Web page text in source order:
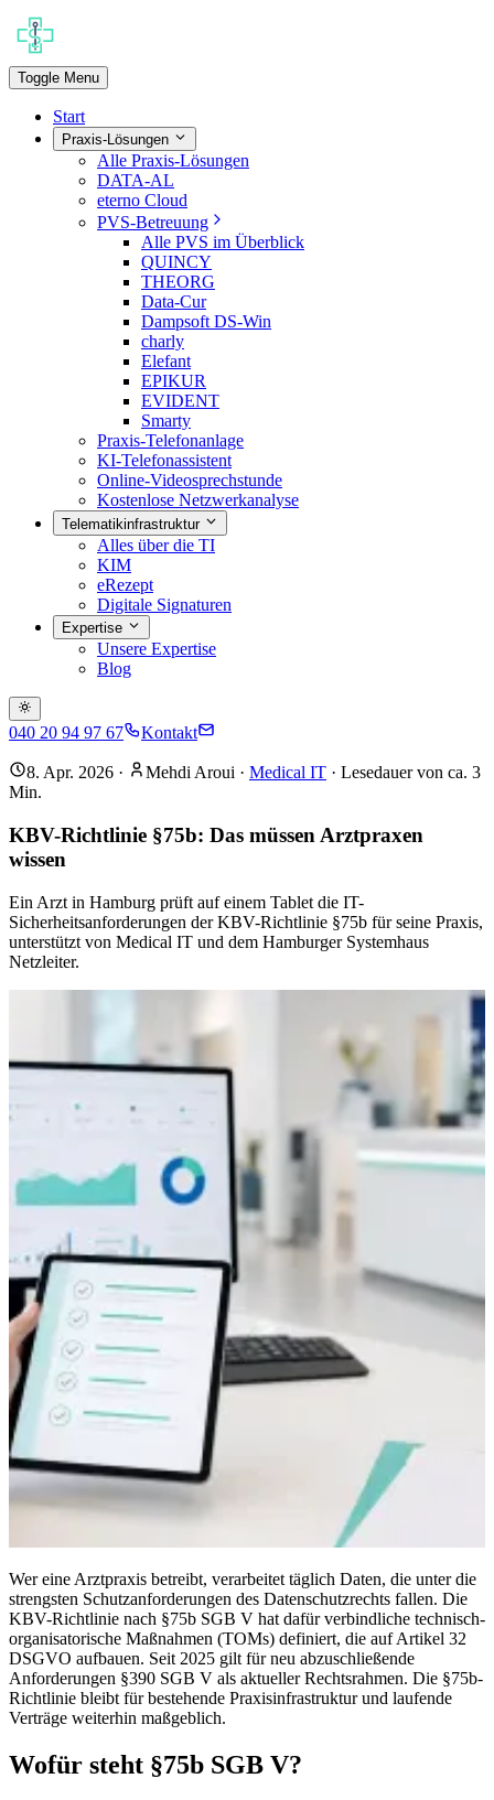
Toggle Menu
Start
Praxis-Lösungen
Alle Praxis-Lösungen
DATA-AL
eterno Cloud
PVS-Betreuung
Alle PVS im Überblick
QUINCY
THEORG
Data-Cur
Dampsoft DS-Win
charly
Elefant
EPIKUR
EVIDENT
Smarty
Praxis-Telefonanlage
KI-Telefonassistent
Online-Videosprechstunde
Kostenlose Netzwerkanalyse
Telematikinfrastruktur
Alles über die TI
KIM
eRezept
Digitale Signaturen
Expertise
Unsere Expertise
Blog
040 20 94 97 67 Kontakt
8. Apr. 2026 · Mehdi Aroui · Medical IT · Lesedauer von ca. 3
Min.
KBV-Richtlinie §75b: Das müssen Arztpraxen
wissen
Ein Arzt in Hamburg prüft auf einem Tablet die IT-
Sicherheitsanforderungen der KBV-Richtlinie §75b für seine Praxis,
unterstützt von Medical IT und dem Hamburger Systemhaus
Netzleiter.
Wer eine Arztpraxis betreibt, verarbeitet täglich Daten, die unter die
strengsten Schutzanforderungen des Datenschutzrechts fallen. Die
KBV-Richtlinie nach §75b SGB V hat dafür verbindliche technisch-
organisatorische Maßnahmen (TOMs) definiert, die auf Artikel 32
DSGVO aufbauen. Seit 2025 gilt für neu abzuschließende
Anforderungen §390 SGB V als aktueller Rechtsrahmen. Die §75b-
Richtlinie bleibt für bestehende Praxisinfrastruktur und laufende
Verträge weiterhin maßgeblich.
Wofür steht §75b SGB V?